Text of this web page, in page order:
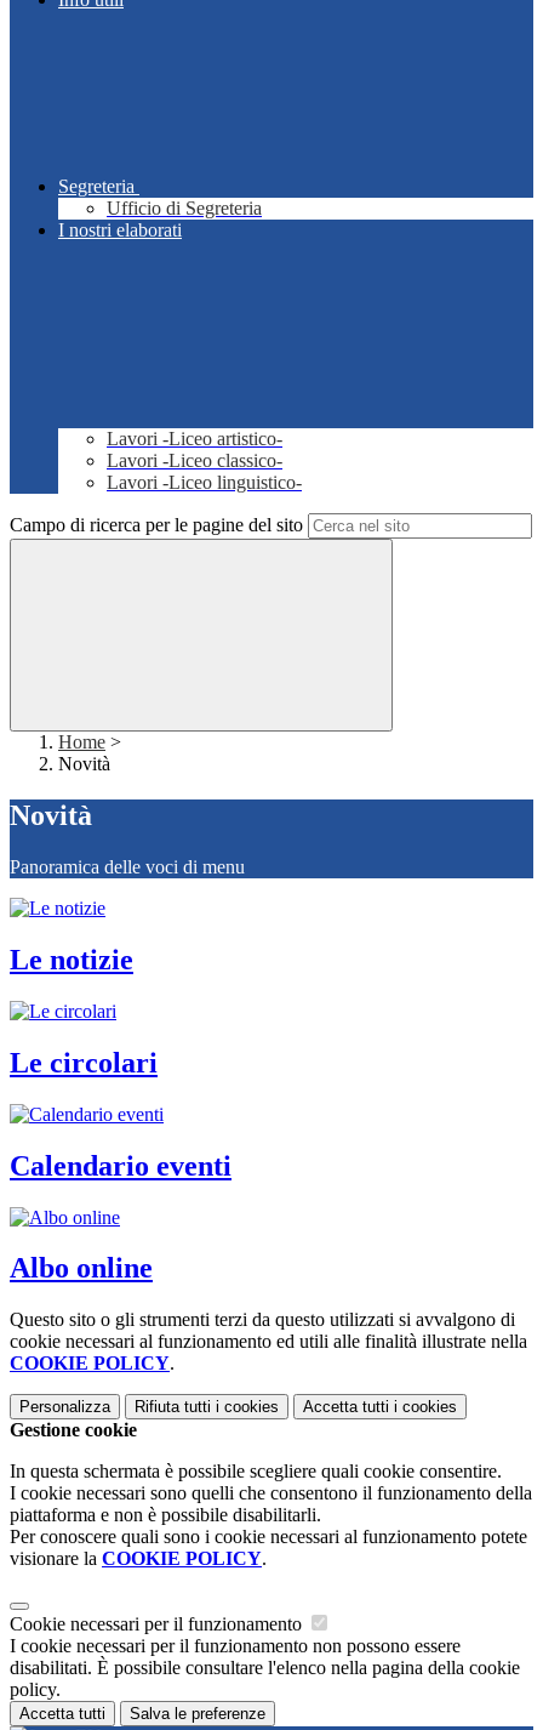
Segreteria
Ufficio di Segreteria
I nostri elaborati
Lavori -Liceo artistico-
Lavori -Liceo classico-
Lavori -Liceo linguistico-
Campo di ricerca per le pagine del sito
Home >
Novità
Novità
Panoramica delle voci di menu
Le notizie
Le circolari
Calendario eventi
Albo online
Questo sito o gli strumenti terzi da questo utilizzati si avvalgono di
cookie necessari al funzionamento ed utili alle finalità illustrate nella
COOKIE POLICY.
Personalizza Rifiuta tutti i cookies Accetta tutti i cookies
Gestione cookie
In questa schermata è possibile scegliere quali cookie consentire.
I cookie necessari sono quelli che consentono il funzionamento della
piattaforma e non è possibile disabilitarli.
Per conoscere quali sono i cookie necessari al funzionamento potete
visionare la COOKIE POLICY.
Cookie necessari per il funzionamento
I cookie necessari per il funzionamento non possono essere
disabilitati. È possibile consultare l'elenco nella pagina della cookie
policy.
Accetta tutti Salva le preferenze